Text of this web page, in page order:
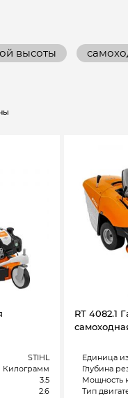
высоты
STIHL
Килограмм
3.5
2.6
RT 4082.1
Единица
Глубина
Мощность
Тип